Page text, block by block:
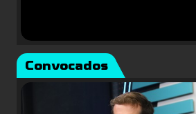
Convocados